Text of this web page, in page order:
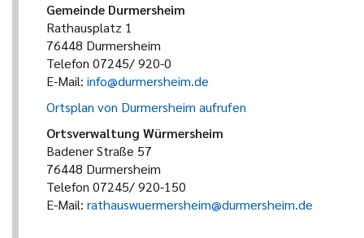
Gemeinde Durmersheim
Rathausplatz 1
76448 Durmersheim
Telefon 07245/ 920-0
E-Mail: info@durmersheim.de
Ortsplan von Durmersheim aufrufen
Ortsverwaltung Würmersheim
Badener Straße 57
76448 Durmersheim
Telefon 07245/ 920-150
E-Mail: rathauswuermersheim@durmersheim.de